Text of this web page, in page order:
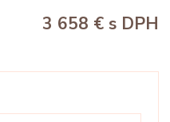
3 658 € s DPH